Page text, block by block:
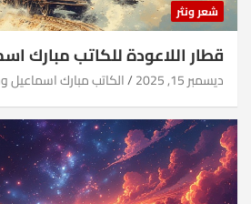
شعر ونثر
قطار اللاعودة للكاتب مبارك
ديسمبر 15, 2025 الكاتب مبارك اسماعيل